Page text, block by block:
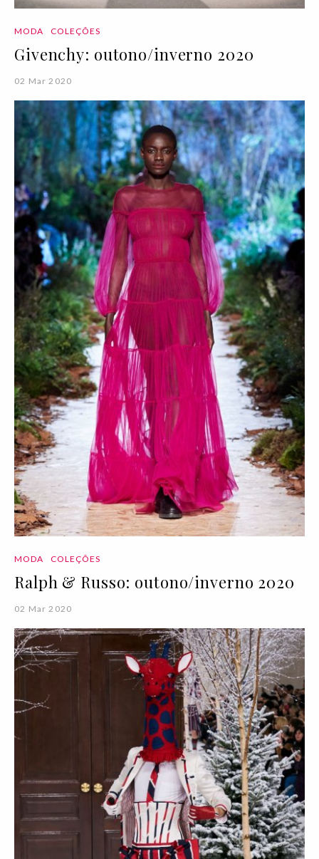
MODA COLEÇÕES
Givenchy: outono/inverno 2020
02 Mar 2020
MODA COLEÇÕES
Ralph & Russo: outono/inverno 2020
02 Mar 2020